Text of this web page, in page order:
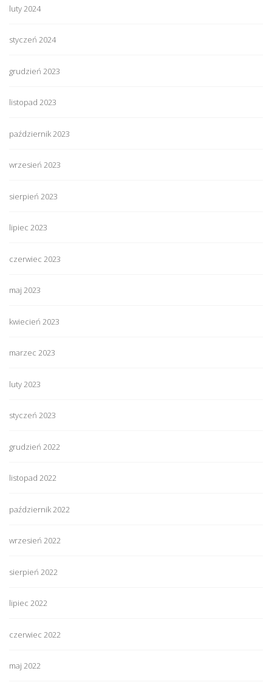
luty 2024
styczeń 2024
grudzień 2023
listopad 2023
październik 2023
wrzesień 2023
sierpień 2023
lipiec 2023
czerwiec 2023
maj 2023
kwiecień 2023
marzec 2023
luty 2023
styczeń 2023
grudzień 2022
listopad 2022
październik 2022
wrzesień 2022
sierpień 2022
lipiec 2022
czerwiec 2022
maj 2022